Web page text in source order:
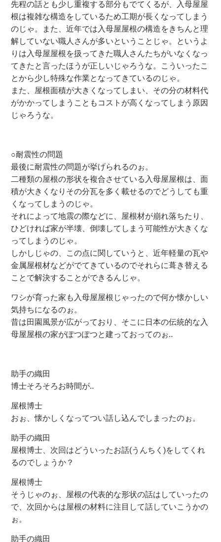
先程の話とも少し重複する部分もでてくるが、入母屋屋
根は複雑な構造をしているため工期が長くなってしまう
のじゃ。また、近年では入母屋屋根の構造をきちんと理
解していない職人さんが多いということじゃ。というよ
りは入母屋屋根を扱ってきた職人さんたちがいなくなっ
てきたと言ったほうが正しいじゃろうな。こういったこ
とから少し特殊な作業となってきているのじゃ。
また、屋根面積が大きくなってしまい、その分の材料代
がかかってしまうこともコストが高くなってしまう原因
じゃろうな。
○耐震性の問題
最後に耐震性の問題が挙げられるのぉ。
二種類の屋根の形状を複合させている入母屋屋根は、面
積が大きくなりその分瓦を多く載せるのでどうしても重
くなってしまうのじゃ。
それによって地震の際などに、屋根材が崩れ落ちたり、
ひどければ家が半壊、倒壊してしまう可能性が大きくな
ってしまうのじゃ。
しかしじゃの、この点に関していうと、近年軽量の瓦や
金属屋根材などがでてきているのでそれらに葺き替える
ことで解決することができるんじゃ。
ワシが育った家も入母屋屋根じゃったので何か懐かしい
気持ちになるのぉ。
昔は田園風景が広がっており、そこに日本の伝統的な入
母屋屋根の家がぽつぽつと建っておってのぉ‥
助手の織田
博士そろそろお時間が‥
屋根博士
おぉ、懐かしくなってつい話し込んでしまったのぉ。
助手の織田
屋根博士、次回はどういったお話(うんちく)をしてくれ
るのでしょうか？
屋根博士
そうじゃのぉ、屋根の代表的な形状の話はしていったの
で、次回からは屋根の材料に注目して話していこうかの
ぉ。
助手の織田